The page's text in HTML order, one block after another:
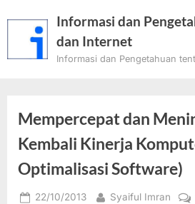
Informasi dan
dan Internet
Informasi dan Pengetahuan
Mempercepat dan
Kembali Kinerja
Optimalisasi Software)
Posted
22/10/2013 By
Syaiful Imran